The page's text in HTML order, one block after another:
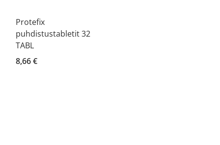
Protefix
puhdistustabletit 32
TABL
8,66 €